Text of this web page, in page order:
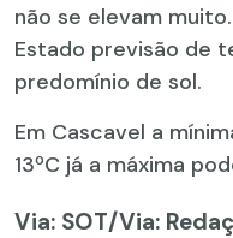
não se elevam
Estado previsão de
predomínio de sol.
Em Cascavel a
13ºC já a máxima
Via: SOT/Via: